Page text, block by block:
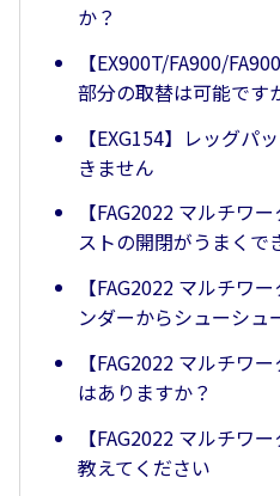
か？
【EX900T/FA900/
部分の取替は可能です
【EXG154】レッグパ
きません
【FAG2022 マルチワ
ストの開閉がうまくで
【FAG2022 マルチワ
ンダーからシューシュ
【FAG2022 マルチワ
はありますか？
【FAG2022 マルチワ
教えてください